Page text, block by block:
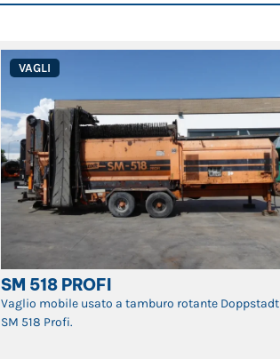
VAGLI
SM 518 PROFI
Vaglio mobile usato a tamburo rotante Doppstadt
SM 518 Profi.